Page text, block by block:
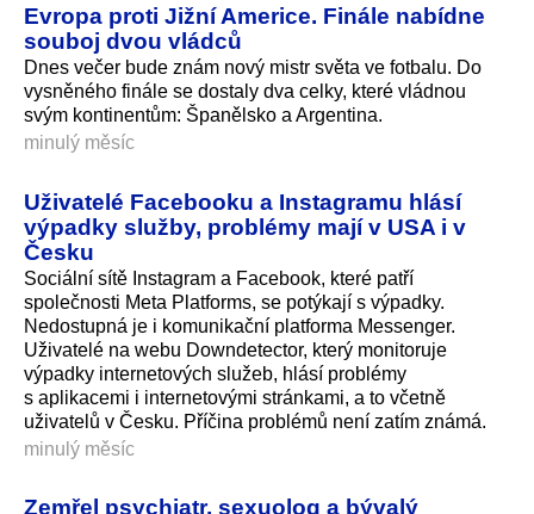
Evropa proti Jižní Americe. Finále nabídne
souboj dvou vládců
Dnes večer bude znám nový mistr světa ve fotbalu. Do
vysněného finále se dostaly dva celky, které vládnou
svým kontinentům: Španělsko a Argentina.
minulý měsíc
Uživatelé Facebooku a Instagramu hlásí
výpadky služby, problémy mají v USA i v
Česku
Sociální sítě Instagram a Facebook, které patří
společnosti Meta Platforms, se potýkají s výpadky.
Nedostupná je i komunikační platforma Messenger.
Uživatelé na webu Downdetector, který monitoruje
výpadky internetových služeb, hlásí problémy
s aplikacemi i internetovými stránkami, a to včetně
uživatelů v Česku. Příčina problémů není zatím známá.
minulý měsíc
Zemřel psychiatr, sexuolog a bývalý